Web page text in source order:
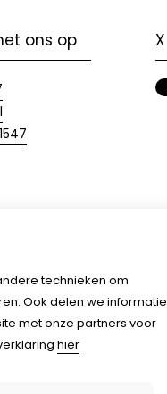
ons op X
technieken om
Ook delen we informatie
met onze partners voor
hier